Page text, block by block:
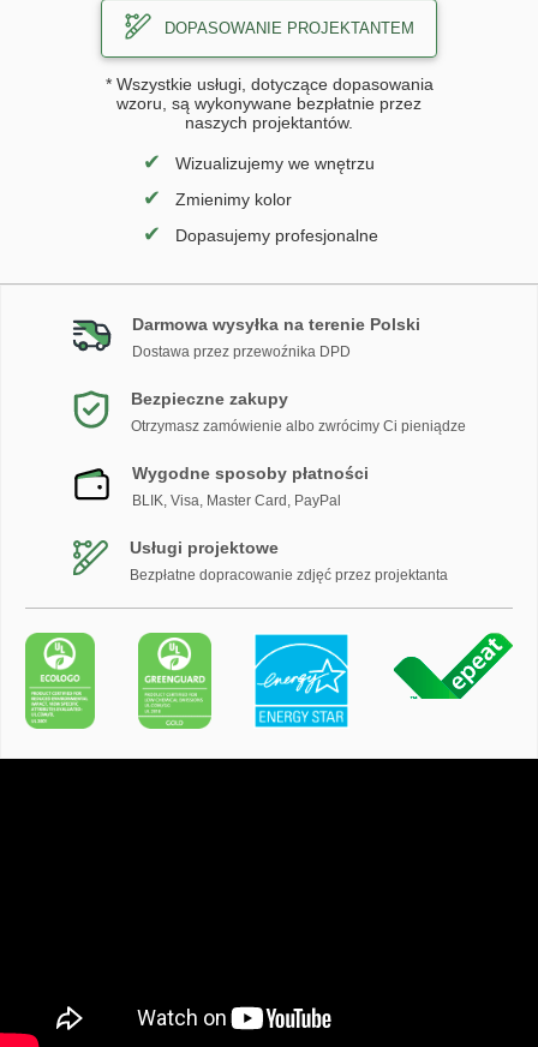
DOPASOWANIE PROJEKTANTEM
* Wszystkie usługi, dotyczące dopasowania
wzoru, są wykonywane bezpłatnie przez
naszych projektantów.
✔ Wizualizujemy we wnętrzu
✔ Zmienimy kolor
✔ Dopasujemy profesjonalne
Darmowa wysyłka na terenie Polski
Dostawa przez przewoźnika DPD
Bezpieczne zakupy
Otrzymasz zamówienie albo zwrócimy Ci pieniądze
Wygodne sposoby płatności
BLIK, Visa, Master Card, PayPal
Usługi projektowe
Bezpłatne dopracowanie zdjęć przez projektanta